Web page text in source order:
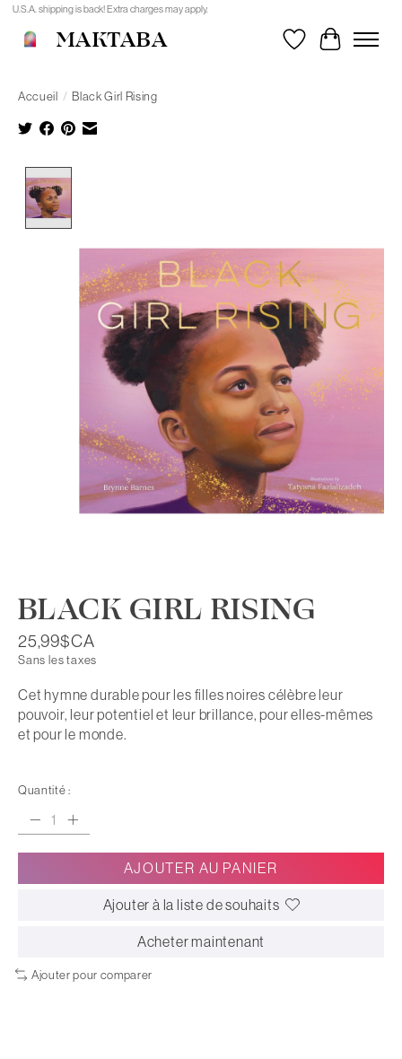
U.S.A. shipping is back! Extra charges may apply.
MAKTABA Liste de souhaits
Panier
Accueil / Black Girl Rising
BLACK GIRL RISING
25,99$CA
Sans les taxes
Cet hymne durable pour les filles noires célèbre leur
pouvoir, leur potentiel et leur brillance, pour elles-mêmes
et pour le monde.
Quantité :
AJOUTER AU PANIER
Ajouter à la liste de souhaits
Acheter maintenant
Ajouter pour comparer